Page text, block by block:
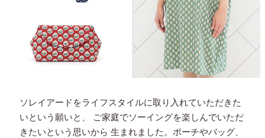
ソレイアードをライフスタイルに取り入れていただきた
いという願いと、
ご家庭でソーイングを楽しんでいただ
きたいという思いから 生まれました。ポーチやバッグ、